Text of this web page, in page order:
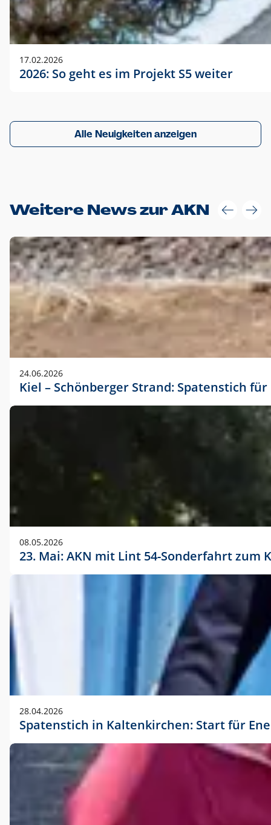
17.02.2026
2026: So geht es im Projekt S5 weiter
Alle Neuigkeiten anzeigen
Weitere News zur AKN
24.06.2026
Kiel – Schönberger Strand: Spatenstich
08.05.2026
23. Mai: AKN mit Lint 54-Sonderfahrt
28.04.2026
Spatenstich in Kaltenkirchen: Start für